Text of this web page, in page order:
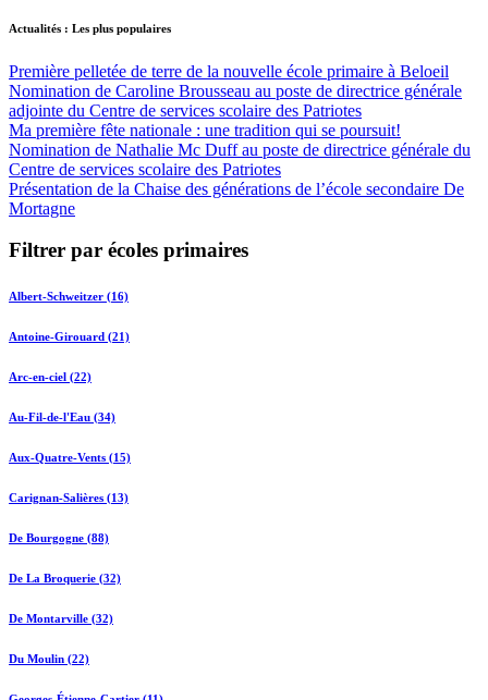
Actualités : Les plus populaires
Première pelletée de terre de la nouvelle école primaire à Beloeil
Nomination de Caroline Brousseau au poste de directrice générale
adjointe du Centre de services scolaire des Patriotes
Ma première fête nationale : une tradition qui se poursuit!
Nomination de Nathalie Mc Duff au poste de directrice générale du
Centre de services scolaire des Patriotes
Présentation de la Chaise des générations de l’école secondaire De
Mortagne
Filtrer par écoles primaires
Albert-Schweitzer (16)
Antoine-Girouard (21)
Arc-en-ciel (22)
Au-Fil-de-l'Eau (34)
Aux-Quatre-Vents (15)
Carignan-Salières (13)
De Bourgogne (88)
De La Broquerie (32)
De Montarville (32)
Du Moulin (22)